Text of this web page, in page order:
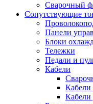
Сварочный
Сопутствующие
Панели
Блоки
Тележки
Педали и
Кабели
Кабели
Кабели